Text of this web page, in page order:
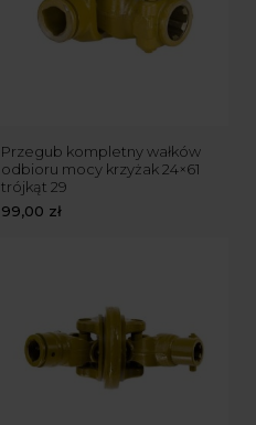
Przegub kompletny wałków
odbioru mocy krzyżak 24×61
trójkąt 29
99,00 zł